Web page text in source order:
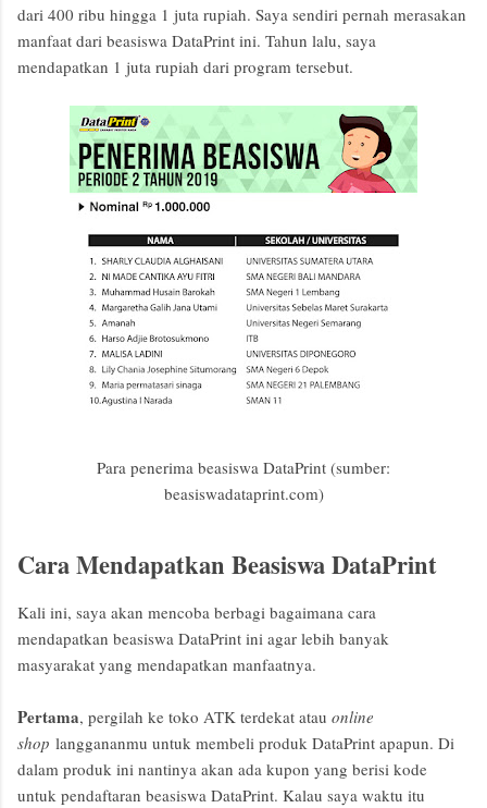
dari 400 ribu hingga 1 juta rupiah. Saya sendiri pernah merasakan
manfaat dari beasiswa DataPrint ini. Tahun lalu, saya
mendapatkan 1 juta rupiah dari program tersebut.
Para penerima beasiswa DataPrint (sumber:
beasiswadataprint.com)
Cara Mendapatkan Beasiswa DataPrint
Kali ini, saya akan mencoba berbagi bagaimana cara
mendapatkan beasiswa DataPrint ini agar lebih banyak
masyarakat yang mendapatkan manfaatnya.
Pertama, pergilah ke toko ATK terdekat atau online
shop langgananmu untuk membeli produk DataPrint apapun. Di
dalam produk ini nantinya akan ada kupon yang berisi kode
untuk pendaftaran beasiswa DataPrint. Kalau saya waktu itu